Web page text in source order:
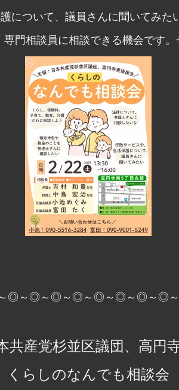
について、議員さんに聞いてみた
門相談員に相談できる機会です
◎～◎～◎～◎～◎～◎～◎～◎
共産党杉並区議団、高円
くらしのなんでも相談会